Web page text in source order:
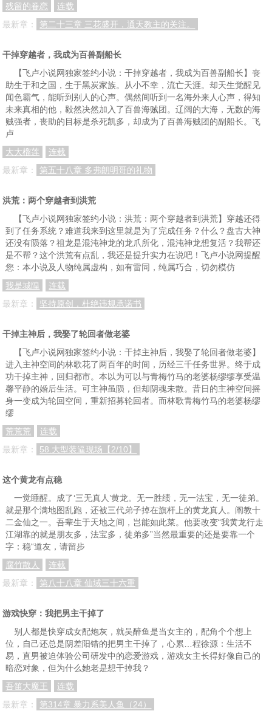
第四十九章 三教现状，二代弟子的实力！ 第五十章 阐截之争，黄龙稳坐钓鱼台！
第五十二章 毫无悬念，黄龙夺魁
第五十五章 三清谋划，远古遗界！ 第五十六章 谋划大罗，欲入巫妖大劫！ 第五十七章 刑天逞威！
第五十八章 人族劫难，屠巫剑将出！ 第五十九章 妖族行动，黄龙在后！ 第六十章 女娲震怒，妖族功亏一篑！
第六十一章 突破太乙巅峰！ 第六十二章 心血来潮！ 第六十三章 十日横空，夸父逐日！
第六十七章 四圣力保，帝俊屈辱低头！
残留的眷恋
连载
最新章：
第二十三章 三花盛开，通天教主的关注。
干掉穿越者，我成为百兽副船长
【飞卢小说网独家签约小说：干掉穿越者，我成为百兽副船长】丧
助生于和之国，生于黑炭家族。从小不幸，流亡天涯。却天生觉醒见
闻色霸气，能听到别人的心声。偶然间听到一名海外来人心声，得知
未来真相的他，毅然决然加入了百兽海贼团。辽阔的大海，无数的海
贼强者，丧助的目标是杀死凯多，却成为了百兽海贼团的副船长。飞
卢
大大榴莲
连载
最新章：
第五十八章 多弗朗明哥的礼物
洪荒：两个穿越者到洪荒
【飞卢小说网独家签约小说：洪荒：两个穿越者到洪荒】穿越还得
到了任务系统？难道我来到这里就是为了完成任务？什么？盘古大神
还没有陨落？祖龙是混沌神龙的龙爪所化，混沌神龙想复活？我帮还
是不帮？这个洪荒有点乱，我还是提升实力在说吧！飞卢小说网提醒
您：本小说及人物纯属虚构，如有雷同，纯属巧合，切勿模仿
我是城隍
连载
最新章：
坚持原创，杜绝违规承诺书
干掉主神后，我娶了轮回者做老婆
【飞卢小说网独家签约小说：干掉主神后，我娶了轮回者做老婆】
进入主神空间的林歌花了两百年的时间，历经三千任务世界。终于成
功干掉主神，回归都市。本以为可以与青梅竹马的老婆杨缪缪享受温
馨平静的婚后生活。可主神虽陨，但却阴魂未散。昔日的主神空间摇
身一变成为轮回空间，重新招募轮回者。而林歌青梅竹马的老婆杨缪
缪
荒荒荒
连载
最新章：
58.大型装逼现场【2/10】
这个黄龙有点稳
一觉睡醒。成了‘三无真人’黄龙。无一胜绩，无一法宝，无一徒弟。
就是那个满地图乱跑，还被三代弟子掉在旗杆上的黄龙真人。阐教十
二金仙之一。吾辈生于天地之间，岂能如此菜。他要改变“我黄龙行走
江湖靠的就是朋友多，法宝多，徒弟多”当然最重要的还是要靠一个
字：稳“道友，请留步
腐竹散人
连载
最新章：
第八十八章 仙域三十六重
游戏快穿：我把男主干掉了
别人都是快穿成女配炮灰，就吴醉鱼是当女主的，配角个个想上
位，自己还总是阴差阳错的把男主干掉了，心累…程徐源：生活不
易，直男被迫体验公司研发中的恋爱游戏，游戏女主长得好像自己的
暗恋对象，但为什么她老是想干掉我？
吾笛大魔王
连载
最新章：
第314章 暴力系美人鱼（24）